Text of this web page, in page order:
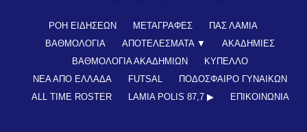
ΡΟΗ ΕΙΔΗΣΕΩΝ ΜΕΤΑΓΡΑΦΕΣ
ΠΑΣ ΛΑΜΙΑ
ΒΑΘΜΟΛΟΓΙΑ
ΑΠΟΤΕΛΕΣΜΑΤΑ ▼
ΑΚΑΔΗΜΙΕΣ
ΒΑΘΜΟΛΟΓΙΑ ΑΚΑΔΗΜΙΩΝ
ΚΥΠΕΛΛΟ
ΝΕΑ ΑΠΟ ΕΛΛΑΔΑ
FUTSAL
ΠΟΔΟΣΦΑΙΡΟ ΓΥΝΑΙΚΩΝ
ALL TIME ROSTER
LAMIA POLIS 87,7 ▶︎ ΕΠΙΚΟΙΝΩΝΊΑ